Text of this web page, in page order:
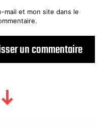
mail et mon site dans le